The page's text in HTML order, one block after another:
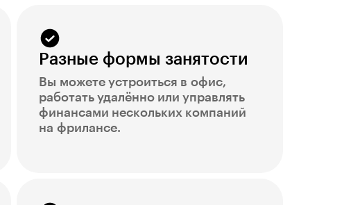
Разные формы занятости
Вы можете устроиться в офис,
работать удалённо или управлять
финансами нескольких компаний
на фрилансе.